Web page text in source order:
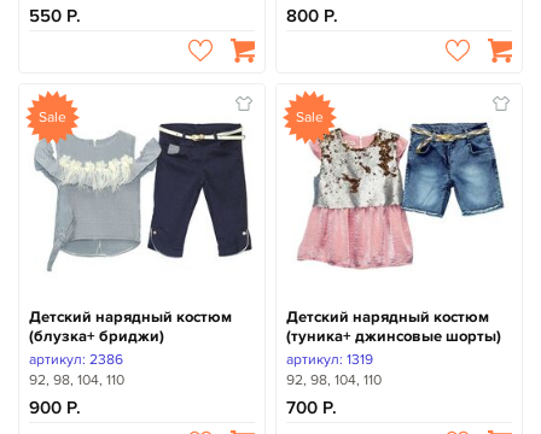
550 800
Sale
Детский нарядный костюм
(блузка+ бриджи)
артикул: 2386
92, 98, 104, 110
900
Sale
Детский нарядный костюм
(туника+ джинсовые шорты)
артикул: 1319
92, 98, 104, 110
700